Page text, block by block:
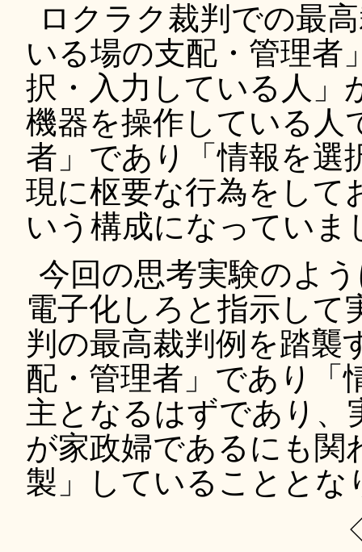
ロクラク裁判での最
いる場の支配・管理者
択・入力している人」
機器を操作している人
者」であり「情報を選
現に枢要な行為をして
いう構成になっていま
今回の思考実験のよ
電子化しろと指示して
判の最高裁判例を踏襲
配・管理者」であり「
主となるはずであり、
が家政婦であるにも関
製」していることとな